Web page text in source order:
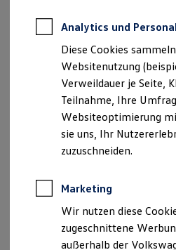
Kfz-Versicherung
Garantien
Wartungsverträge
Geschäftskunden
Professional
Großkunden
Behörden
Direktkunden
Sonderfahrzeuge
Anpfiff zum Gewinn
Elektroautos
ID. Tutorials
Reichweite
Reichweite der ID.
Verantwortlich für die Inhalte auf
Gerhard Lichtinger GmbH & Co. KG (
Landshuter Straße 26,
Montag -
Analytics und
Diese Cookies
Websitenutzung
Verweildauer je Seite,
Teilnahme, Ihre
Websiteoptimierung
sie uns, Ihr
zuzuschneiden.
Marketing
Wir nutzen diese
zugeschnittene
außerhalb der